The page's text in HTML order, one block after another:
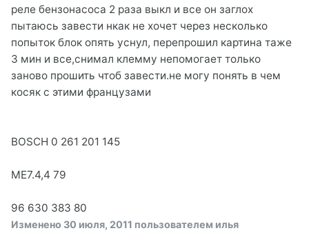
реле бензонасоса 2 раза выкл и все он заглох
пытаюсь завести нкак не хочет через несколько
попыток блок опять уснул, перепрошил картина таже
3 мин и все,снимал клемму непомогает только
заново прошить чтоб завести.не могу понять в чем
косяк с этими французами
BOSCH 0 261 201 145
ME7.4,4 79
96 630 383 80
Изменено 30 июля, 2011 пользователем илья